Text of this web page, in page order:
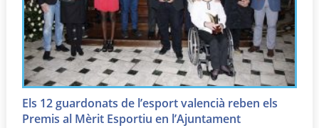
Els 12 guardonats de l’esport valencià reben els
Premis al Mèrit Esportiu en l’Ajuntament